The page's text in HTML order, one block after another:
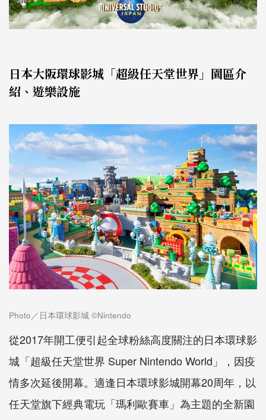
日本大阪環球影城「超級任天堂世界」園區介
紹、遊樂設施
Photo／日本環球影城 ©Nintendo
從2017年開工便引起全球粉絲高度關注的日本環球影
城「超級任天堂世界 Super Nintendo World」，因疫
情多次延後開幕。適逢日本環球影城開幕20周年，以
任天堂旗下經典電玩「瑪利歐賽車」為主題的全新園